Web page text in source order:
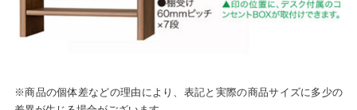
※商品の個体差などの理由により、表記と実際の商品サイズに多少の